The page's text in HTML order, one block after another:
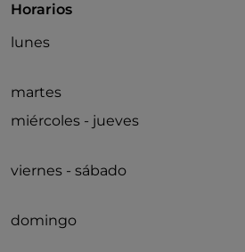
Horarios
lunes
martes
miércoles - jueves
viernes - sábado
domingo